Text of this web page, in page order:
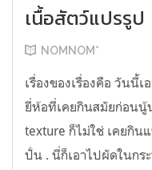
เนื้อสัตว์แปรรูป
NOMNOM*
เรื่องของเรื่องคือ วันนี้
ยี่ห้อที่เคยกินสมัยก่อนนู้
texture ก็ไม่ใช่ เคยกิน
ปั่น . นี่ก็เอาไปผัดในกร